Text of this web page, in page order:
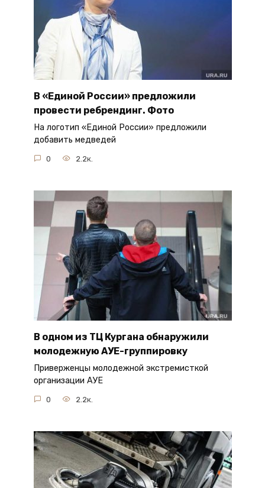
В «Единой России» предложили
провести ребрендинг. Фото
На логотип «Единой России» предложили
добавить медведей
0 2.2к.
В одном из ТЦ Кургана обнаружили
молодежную АУЕ-группировку
Приверженцы молодежной экстремисткой
организации АУЕ
0 2.2к.